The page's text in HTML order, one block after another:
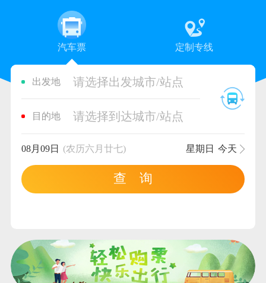
汽车票 定制专线
出发地 请选择出发城市/站点
目的地 请选择到达城市/站点
08月09日 (农历六月廿七) 星期日 今天
查 询